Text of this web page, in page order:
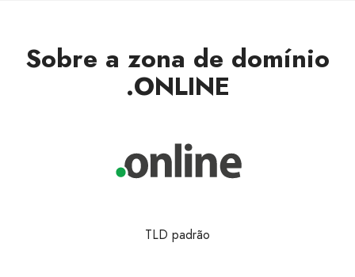
Sobre a zona de domínio
.ONLINE
TLD padrão